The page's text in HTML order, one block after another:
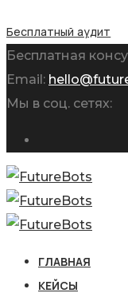
Бесплатный аудит
Бесплатная
Email:
Мы в соц. сетях:
ГЛАВНАЯ
КЕЙСЫ